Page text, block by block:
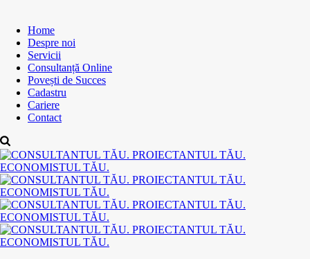
Home
Despre noi
Servicii
Consultanță Online
Povești de Succes
Cadastru
Cariere
Contact